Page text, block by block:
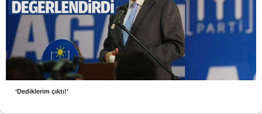
‘Dediklerim çıktı!’